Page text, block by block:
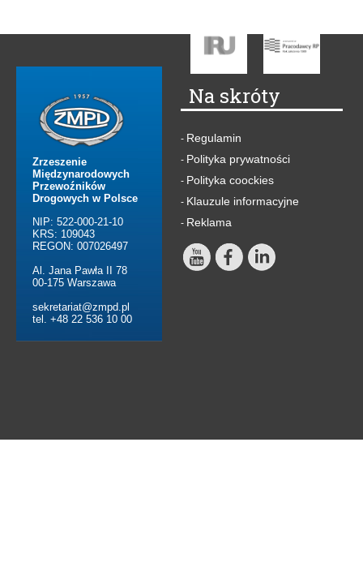
Zrzeszenie
Międzynarodowych
Przewoźników
Drogowych w Polsce
NIP: 522-000-21-10
KRS: 109043
REGON: 007026497
Al. Jana Pawła II 78
00-175 Warszawa
sekretariat@zmpd.pl
tel. +48 22 536 10 00
Na skróty
- Regulamin
- Polityka prywatności
- Polityka coockies
- Klauzule informacyjne
- Reklama